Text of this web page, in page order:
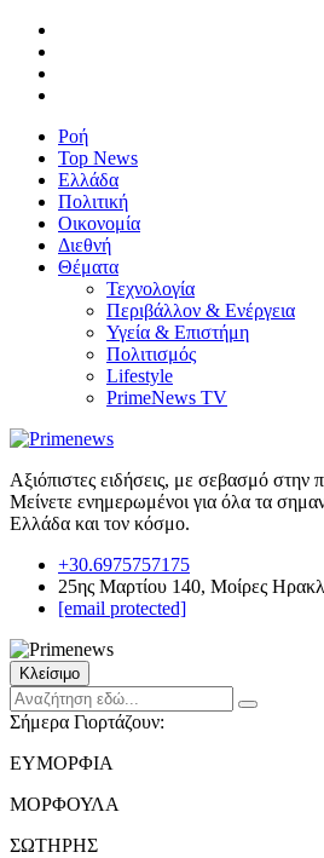
Ροή
Top News
Ελλάδα
Πολιτική
Οικονομία
Διεθνή
Θέματα
Τεχνολογία
Περιβάλλον & Ενέργεια
Υγεία & Επιστήμη
Πολιτισμός
Lifestyle
PrimeNews TV
Αξιόπιστες ειδήσεις, με σεβασμό στην
Μείνετε ενημερωμένοι για όλα τα
Ελλάδα και τον κόσμο.
+30.6975757175
25ης Μαρτίου 140, Μοίρες
[email protected]
Κλείσιμο
Σήμερα Γιορτάζουν:
ΕΥΜΟΡΦΙΑ
ΜΟΡΦΟΥΛΑ
ΣΩΤΗΡΗΣ